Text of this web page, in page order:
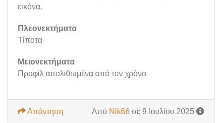
εικόνα.
Πλεονεκτήματα
Τίποτα
Μειονεκτήματα
Προφίλ απολιθωμένα από τον χρόνο
Από Nik66 σε 9 Ιουλίου 2025
Απάντηση